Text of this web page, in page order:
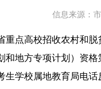
信息来源：
重点高校招收农村和
和地方专项计划）资
生学校属地教育局电话